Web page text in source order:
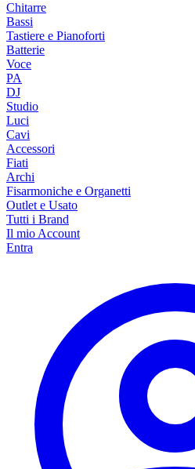
Chitarre
Bassi
Tastiere e Pianoforti
Batterie
Voce
PA
DJ
Studio
Luci
Cavi
Accessori
Fiati
Archi
Fisarmoniche e Organetti
Outlet e Usato
Tutti i Brand
Il mio Account
Entra